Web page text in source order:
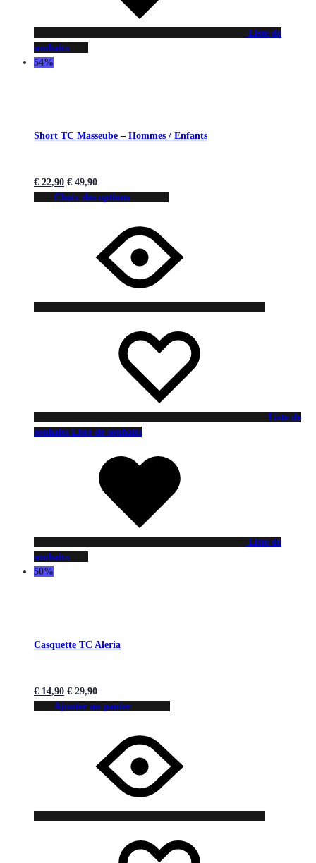
Liste de
souhaits
54%
Short TC Masseube – Hommes / Enfants
€ 22,90 €49,90
Choix des options
Liste de
souhaits Liste de souhaits
Liste de
souhaits
50%
Casquette TC Aleria
€ 14,90 €29,90
Ajouter au panier